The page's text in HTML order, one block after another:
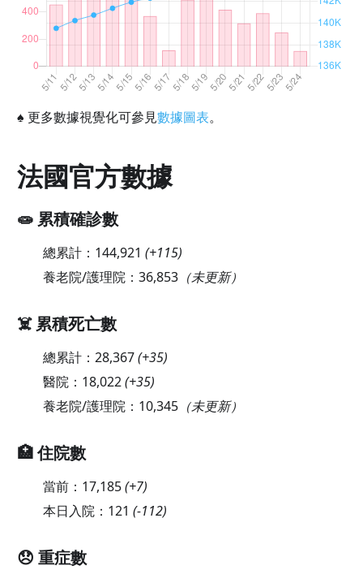
♠ 更多數據視覺化可參見數據圖表。
法國官方數據
🧫 累積確診數
總累計： 144,921 (+115)
養老院/護理院： 36,853（未更新）
☠️ 累積死亡數
總累計： 28,367(+35)
醫院： 18,022(+35)
養老院/護理院： 10,345（未更新）
🏥 住院數
當前： 17,185(+7)
本日入院： 121 (-112)
😞 重症數